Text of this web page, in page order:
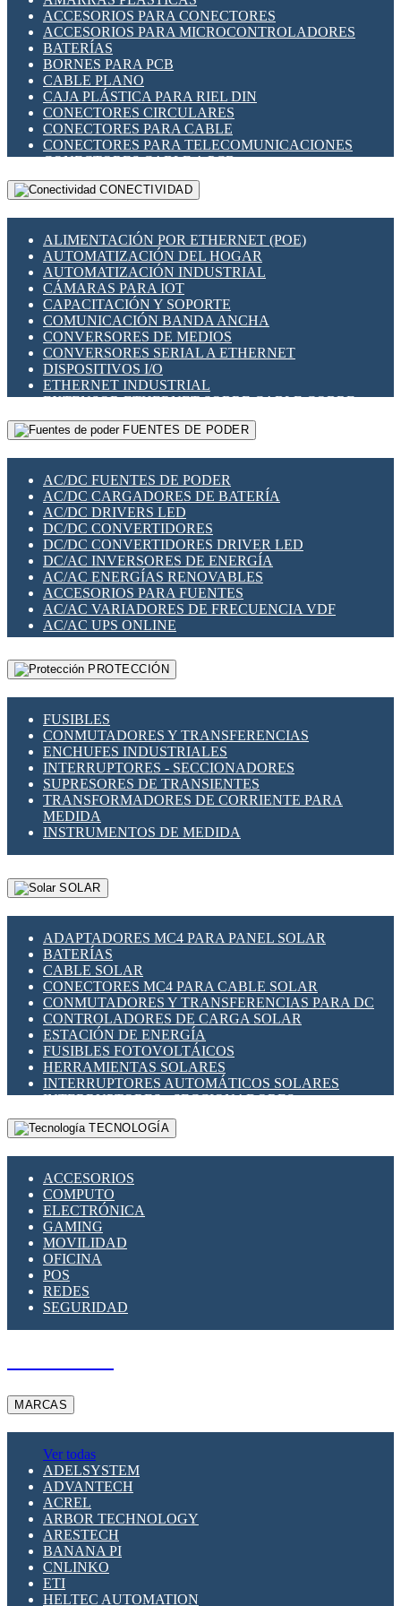
INDICADORES PARA PANEL
INTERFACES DE RELÉ
INTERRUPTORES FIN DE CARRERA
LLAVES CONMUTADORAS
MEDIDORES DE ENERGÍA Y TC'S DE CORRIENTE
MOTORES PASO A PASO
PANTALLAS HMI
PLC -CONTROLADORES LÓGICO PROGRAMABLES
PROGRAMADORES DE HORARIO
RELÉS DE PROTECCIÓN
SENSORES CAPACITIVOS
SENSORES INDUCTIVOS
TEMPORIZADORES
VARIACS
VARIADORES DE FRECUENCIA [VDF]
SECCIONADORES - INTERRUPTORES
MAQUINARIA
ACCESORIOS PARA CONECTORES
ACCESORIOS PARA MICROCONTROLADORES
BATERÍAS
BORNES PARA PCB
CABLE PLANO
CAJA PLÁSTICA PARA RIEL DIN
CONECTORES CIRCULARES
CONECTORES PARA CABLE
CONECTORES PARA TELECOMUNICACIONES
CONECTORES CABLE A PCB
CONECTORES PCB A CABLE
DIP SWITCHES
HERRAMIENTAS VARIAS
ILUMINACIÓN LED
INTERRUPTORES REED
INTERFACES DE RELÉ
OTROS RELÉS
PROTECCIÓN TÉRMICA
RELÉS AUTOMOTRICES
RELÉS DE SEÑAL
RELÉS DE ESTADO SÓLIDO SSR
RELÉS INDUSTRIALES
RELÉS MINIATURA DE POTENCIA
SENSORES MAGNÉTICOS
SWITCH Y MICROSWITCH
TARJETAS PI
UNIÓN Y DERIVACIÓN DE CABLE
CONECTIVIDAD
ALIMENTACIÓN POR ETHERNET (POE)
AUTOMATIZACIÓN DEL HOGAR
AUTOMATIZACIÓN INDUSTRIAL
CÁMARAS PARA IOT
CAPACITACIÓN Y SOPORTE
COMUNICACIÓN BANDA ANCHA
CONVERSORES DE MEDIOS
CONVERSORES SERIAL A ETHERNET
DISPOSITIVOS I/O
ETHERNET INDUSTRIAL
EXTENSOR ETHERNET SOBRE CABLE COBRE
GATEWAY LORAWAN
GESTIÓN DE REDES
PLACAS MODULARES IOT
SWITCHES Y REDES WIFI
SOLUCIONES IOT
SOLUCIONES LORAWAN
SOLUCIONES RED CELULAR
SEGURIDAD PARA REDES
SWITCHES LAN
TELEFONÍA IP (VOIP)
VIGILANCIA IP (CCTV)
MESHTASTIC
FUENTES DE PODER
AC/DC FUENTES DE PODER
AC/DC CARGADORES DE BATERÍA
AC/DC DRIVERS LED
DC/DC CONVERTIDORES
DC/DC CONVERTIDORES DRIVER LED
DC/AC INVERSORES DE ENERGÍA
AC/AC ENERGÍAS RENOVABLES
ACCESORIOS PARA FUENTES
AC/AC VARIADORES DE FRECUENCIA VDF
AC/AC UPS ONLINE
PROTECCIÓN
FUSIBLES
CONMUTADORES Y TRANSFERENCIAS
ENCHUFES INDUSTRIALES
INTERRUPTORES - SECCIONADORES
SUPRESORES DE TRANSIENTES
TRANSFORMADORES DE CORRIENTE PARA
MEDIDA
INSTRUMENTOS DE MEDIDA
SOLAR
ADAPTADORES MC4 PARA PANEL SOLAR
BATERÍAS
CABLE SOLAR
CONECTORES MC4 PARA CABLE SOLAR
CONMUTADORES Y TRANSFERENCIAS PARA DC
CONTROLADORES DE CARGA SOLAR
ESTACIÓN DE ENERGÍA
FUSIBLES FOTOVOLTÁICOS
HERRAMIENTAS SOLARES
INTERRUPTORES AUTOMÁTICOS SOLARES
INTERRUPTORES - SECCIONADORES
FOTOVOLTÁICOS
MONTAJE PANEL SOLAR
SUPRESOR DE TRANSIENTES SPDS PARA
APLICACIONES FOTOVOLTAICAS
TECNOLOGÍA
ACCESORIOS
COMPUTO
ELECTRÓNICA
GAMING
MOVILIDAD
OFICINA
POS
REDES
SEGURIDAD
MARCAS
Ver todas
ADELSYSTEM
ADVANTECH
ACREL
ARBOR TECHNOLOGY
ARESTECH
BANANA PI
CNLINKO
ETI
HELTEC AUTOMATION